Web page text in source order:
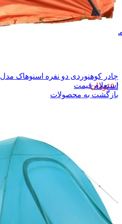
/
0 تومان
چادر کوهنوردی دو نفره اسنوهاک مدل T2009
استعلام قیمت
بازگشت به محصولات